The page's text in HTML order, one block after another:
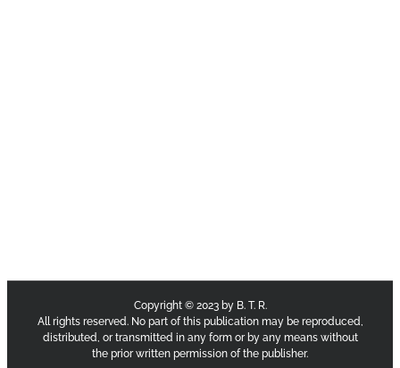
Copyright © 2023 by B. T. R.
All rights reserved. No part of this publication may be reproduced,
distributed, or transmitted in any form or by any means without
the prior written permission of the publisher.